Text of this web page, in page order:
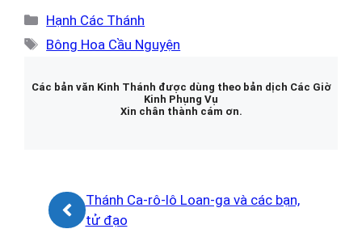
Danh
mục
Hạnh Các Thánh
Thẻ
Bông Hoa Cầu Nguyện
Các bản văn Kinh Thánh được dùng theo bản dịch Các Giờ
Kinh Phụng Vụ
Xin chân thành cám ơn.
Thánh Ca-rô-lô Loan-ga và các bạn,
tử đạo